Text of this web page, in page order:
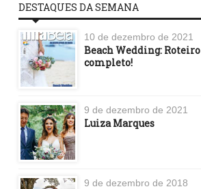
DESTAQUES DA SEMANA
10 de dezembro de 2021
Beach Wedding: Roteiro
completo!
9 de dezembro de 2021
Luiza Marques
9 de dezembro de 2018